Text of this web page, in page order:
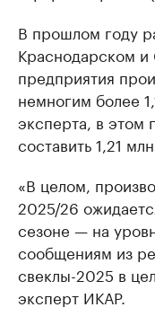
В прошлом году
Краснодарском и
предприятия
немногим более
эксперта, в этом
составить 1,21 млн
«В целом,
2025/26
сезоне — на
сообщениям из
свеклы-2025 в
эксперт ИКАР.